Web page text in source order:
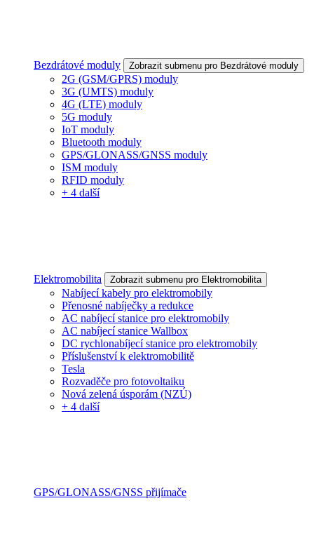
Bezdrátové moduly Zobrazit submenu pro Bezdrátové moduly
2G (GSM/GPRS) moduly
3G (UMTS) moduly
4G (LTE) moduly
5G moduly
IoT moduly
Bluetooth moduly
GPS/GLONASS/GNSS moduly
ISM moduly
RFID moduly
+ 4 další
Elektromobilita Zobrazit submenu pro Elektromobilita
Nabíjecí kabely pro elektromobily
Přenosné nabíječky a redukce
AC nabíjecí stanice pro elektromobily
AC nabíjecí stanice Wallbox
DC rychlonabíjecí stanice pro elektromobily
Příslušenství k elektromobilitě
Tesla
Rozvaděče pro fotovoltaiku
Nová zelená úsporám (NZÚ)
+ 4 další
GPS/GLONASS/GNSS přijímače